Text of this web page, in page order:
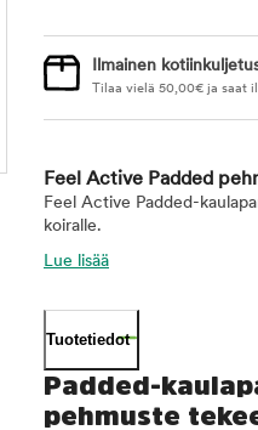
Ilmainen
Tilaa vielä 50,00€ ja saat
Feel Active Padded
Feel Active Padded-
koiralle.
Lue lisää
Tuotetiedot
Padded-
pehmuste